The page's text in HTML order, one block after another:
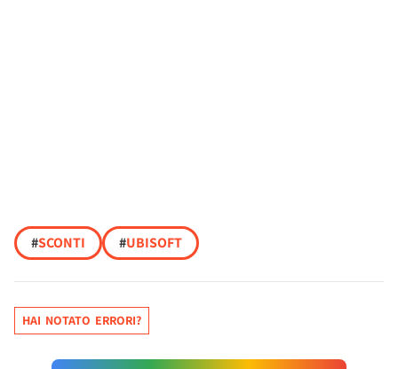
#SCONTI #UBISOFT
HAI NOTATO ERRORI?